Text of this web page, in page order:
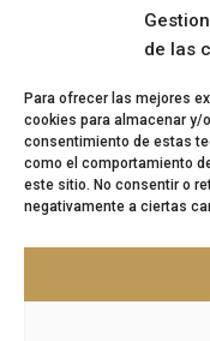
de las
Para ofrecer las mejores
cookies para almacenar y/
consentimiento de estas
como el comportamiento
este sitio. No consentir o
negativamente a ciertas
artísticos
épocas,
escuchado
“estilo...
leer más